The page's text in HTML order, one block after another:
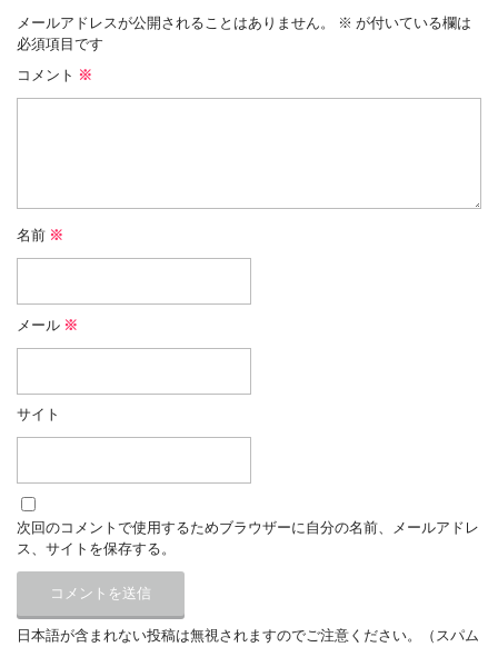
メールアドレスが公開されることはありません。 ※ が付いている欄は
必須項目です
コメント ※
名前 ※
メール ※
サイト
次回のコメントで使用するためブラウザーに自分の名前、メールアドレ
ス、サイトを保存する。
日本語が含まれない投稿は無視されますのでご注意ください。（スパム